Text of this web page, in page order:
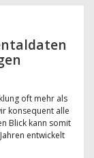
oft mehr als
konsequent alle
Blick kann somit
entwickelt